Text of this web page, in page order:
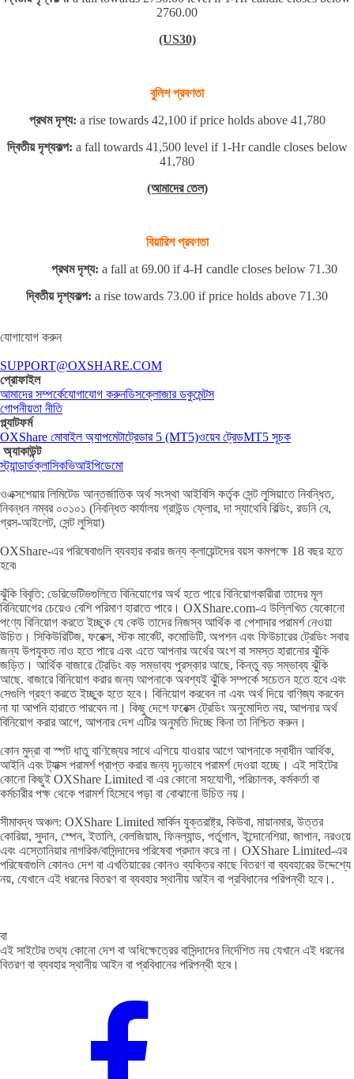
2760.00
(US30)
বুলিশ প্রবণতা
প্রথম দৃশ্য: a rise towards 42,100 if price holds above 41,780
দ্বিতীয় দৃশ্যকল্প: a fall towards 41,500 level if 1-Hr candle closes below
41,780
(আমাদের তেল)
বিয়ারিশ প্রবণতা
প্রথম দৃশ্য: a fall at 69.00 if 4-H candle closes below 71.30
দ্বিতীয় দৃশ্যকল্প: a rise towards 73.00 if price holds above 71.30
যোগাযোগ করুন
SUPPORT@OXSHARE.COM
প্রোফাইল
আমাদের সম্পর্কেযোগাযোগ করুনডিসক্লোজার ডকুমেন্টস
গোপনীয়তা নীতি
প্ল্যাটফর্ম
OXShare মোবাইল অ্যাপমেটাট্রেডার 5 (MT5)ওয়েব ট্রেডMT5 সূচক
অ্যাকাউন্ট
স্ট্যান্ডার্ডক্লাসিকভিআইপিডেমো
ওএক্সশেয়ার লিমিটেড আন্তর্জাতিক অর্থ সংস্থা আইবিসি কর্তৃক সেন্ট লুসিয়াতে নিবন্ধিত,
নিবন্ধন নম্বর ০০১০১ (নিবন্ধিত কার্যালয় গ্রাউন্ড ফ্লোর, দা স্যাথেবি বিল্ডিং, রডনি বে,
গ্রস-আইলেট, সেন্ট লুসিয়া)
OXShare-এর পরিষেবাগুলি ব্যবহার করার জন্য ক্লায়েন্টদের বয়স কমপক্ষে 18 বছর হতে
হবে৷
ঝুঁকি বিবৃতি: ডেরিভেটিভগুলিতে বিনিয়োগের অর্থ হতে পারে বিনিয়োগকারীরা তাদের মূল
বিনিয়োগের চেয়েও বেশি পরিমাণ হারাতে পারে। OXShare.com-এ উল্লিখিত যেকোনো
পণ্যে বিনিয়োগ করতে ইচ্ছুক যে কেউ তাদের নিজস্ব আর্থিক বা পেশাদার পরামর্শ নেওয়া
উচিত। সিকিউরিটিজ, ফরেক্স, স্টক মার্কেট, কমোডিটি, অপশন এবং ফিউচারের ট্রেডিং সবার
জন্য উপযুক্ত নাও হতে পারে এবং এতে আপনার অর্থের অংশ বা সমস্ত হারানোর ঝুঁকি
জড়িত। আর্থিক বাজারে ট্রেডিং বড় সম্ভাব্য পুরস্কার আছে, কিন্তু বড় সম্ভাব্য ঝুঁকি
আছে. বাজারে বিনিয়োগ করার জন্য আপনাকে অবশ্যই ঝুঁকি সম্পর্কে সচেতন হতে হবে এবং
সেগুলি গ্রহণ করতে ইচ্ছুক হতে হবে। বিনিয়োগ করবেন না এবং অর্থ দিয়ে বাণিজ্য করবেন
না যা আপনি হারাতে পারবেন না। কিছু দেশে ফরেক্স ট্রেডিং অনুমোদিত নয়, আপনার অর্থ
বিনিয়োগ করার আগে, আপনার দেশ এটির অনুমতি দিচ্ছে কিনা তা নিশ্চিত করুন।
কোন মুদ্রা বা স্পট ধাতু বাণিজ্যের সাথে এগিয়ে যাওয়ার আগে আপনাকে স্বাধীন আর্থিক,
আইনি এবং ট্যাক্স পরামর্শ প্রাপ্ত করার জন্য দৃঢ়ভাবে পরামর্শ দেওয়া হচ্ছে। এই সাইটের
কোনো কিছুই OXShare Limited বা এর কোনো সহযোগী, পরিচালক, কর্মকর্তা বা
কর্মচারীর পক্ষ থেকে পরামর্শ হিসেবে পড়া বা বোঝানো উচিত নয়।
সীমাবদ্ধ অঞ্চল: OXShare Limited মার্কিন যুক্তরাষ্ট্র, কিউবা, মায়ানমার, উত্তর
কোরিয়া, সুদান, স্পেন, ইতালি, বেলজিয়াম, ফিনল্যান্ড, পর্তুগাল, ইন্দোনেশিয়া, জাপান, নরওয়ে
এবং এস্তোনিয়ার নাগরিক/বাসিন্দাদের পরিষেবা প্রদান করে না। OXShare Limited-এর
পরিষেবাগুলি কোনও দেশ বা এখতিয়ারের কোনও ব্যক্তির কাছে বিতরণ বা ব্যবহারের উদ্দেশ্যে
নয়, যেখানে এই ধরনের বিতরণ বা ব্যবহার স্থানীয় আইন বা প্রবিধানের পরিপন্থী হবে।.
বা
এই সাইটের তথ্য কোনো দেশ বা অধিক্ষেত্রের বাসিন্দাদের নির্দেশিত নয় যেখানে এই ধরনের
বিতরণ বা ব্যবহার স্থানীয় আইন বা প্রবিধানের পরিপন্থী হবে।